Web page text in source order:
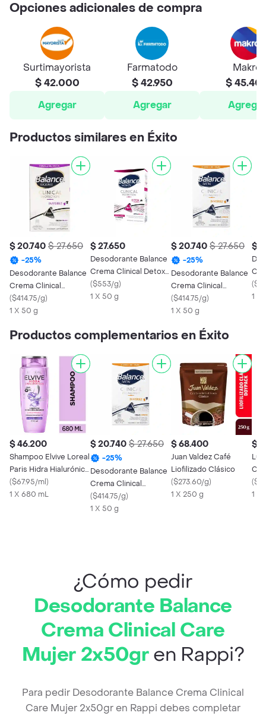
Opciones adicionales de compra
Surtimayorista
$ 42.000
Agregar
Farmatodo
$ 42.950
Agregar
Makro
$
Agregar
Productos similares en Éxito
$ 20.740 $ 27.650
-25%
Desodorante Balance
Crema Clinical
Invisible Mujer 50Gr
($414.75/g)
1 X 50 g
$ 27.650
Desodorante Balance
Crema Clinical Detox
Invisible Mujer 50 g
($553/g)
1 X 50 g
$ 20.740 $ 27.650
-25%
Desodorante Balance
Crema Clinical
Invisible Hombre 50gr
($414.75/g)
1 X 50 g
$
(
1 X
Productos complementarios en Éxito
$ 46.200
Shampoo Elvive Loreal
Paris Hidra Hialurónico
680 ml
($67.95/ml)
1 X 680 mL
$ 20.740 $ 27.650
-25%
Desodorante Balance
Crema Clinical
Invisible Hombre 50gr
($414.75/g)
1 X 50 g
$ 68.400
Juan Valdez Café
Liofilizado Clásico
($273.60/g)
1 X 250 g
$
(
1 X
¿Cómo pedir
Desodorante Balance
Crema Clinical Care
Mujer 2x50gren Rappi?
Para pedir Desodorante Balance Crema Clinical
Care Mujer 2x50gr en Rappi debes completar